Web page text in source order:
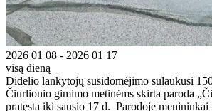
2026 01 08 - 2026 01 17
visą dieną
Didelio lankytojų susidomėjimo sulaukusi
Čiurlionio gimimo metinėms skirta paroda
pratęsta iki sausio 17 d. Parodoje